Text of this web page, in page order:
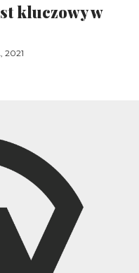
kluczowy w
2021